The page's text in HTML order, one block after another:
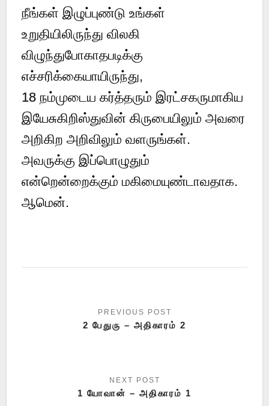
நீங்கள் இழுப்புண்டு உங்கள்
உறுதியிலிருந்து விலகி
விழுந்துபோகாதபடிக்கு
எச்சரிக்கையாயிருந்து,
18நம்முடைய கர்த்தரும் இரட்சகருமாகிய
இயேசுகிறிஸ்துவின் கிருபையிலும் அவரை
அறிகிற அறிவிலும் வளருங்கள்.
அவருக்கு இப்பொழுதும்
என்றென்றைக்கும் மகிமையுண்டாவதாக.
ஆமென்.
2 பேதுரு – அதிகாரம் 2
1 யோவான் – அதிகாரம் 1